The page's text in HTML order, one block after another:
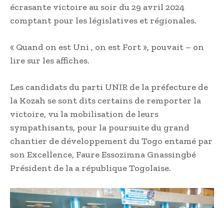
écrasante victoire au soir du 29 avril 2024
comptant pour les législatives et régionales.
« Quand on est Uni , on est Fort », pouvait – on
lire sur les affiches.
Les candidats du parti UNIR de la préfecture de
la Kozah se sont dits certains de remporter la
victoire, vu la mobilisation de leurs
sympathisants, pour la poursuite du grand
chantier de développement du Togo entamé par
son Excellence, Faure Essozimna Gnassingbé
Président de la a république Togolaise.